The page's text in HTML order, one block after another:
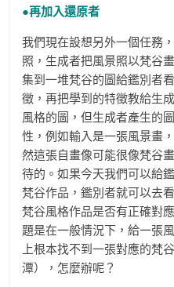
●再加入還原者
我們現在設想另外一個任務
照，生成者把風景照以梵谷
集到一堆梵谷的圖給鑑別者
徵，再把學到的特徵教給生
風格的圖，但生成者產生的
性，例如輸入是一張風景畫
然這張自畫像可能很像梵谷
待的。如果今天我們可以給
梵谷作品，鑑別者就可以去
梵谷風格作品是否有正確對
題是在一般情況下，給一張
上根本找不到一張對應的梵
潭），怎麼辦呢？